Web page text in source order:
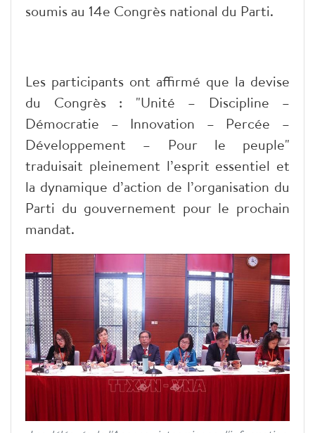
soumis au 14e Congrès national du Parti.
Les participants ont affirmé que la devise
du Congrès : "Unité – Discipline –
Démocratie – Innovation – Percée –
Développement – Pour le peuple"
traduisait pleinement l’esprit essentiel et
la dynamique d’action de l’organisation du
Parti du gouvernement pour le prochain
mandat.